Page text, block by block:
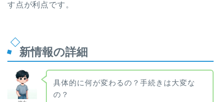
す点が利点です。
新情報の詳細
具体的に何が変わるの？手続きは大変な
の？